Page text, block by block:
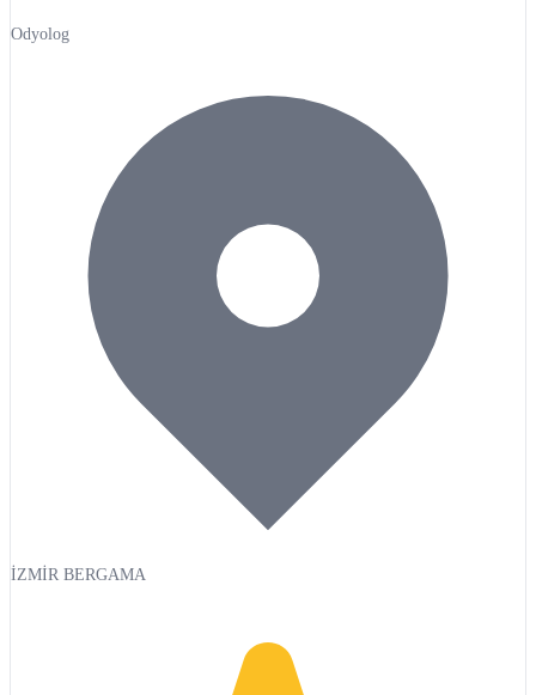
Odyolog
İZMİR BERGAMA